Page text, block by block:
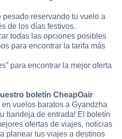
reservando tu vuelo a
de los días festivos.
todas las opciones posibles
para encontrar la tarifa más
para encontrar la mejor oferta
boletín CheapOair
vuelos baratos a Gyandzha
bandeja de entrada! El boletín
ofertas de viajes, noticias
planear tus viajes a destinos